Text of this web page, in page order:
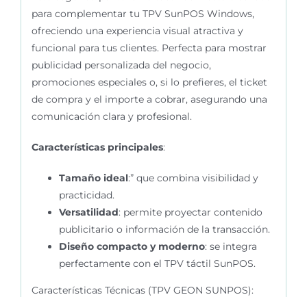
para complementar tu TPV SunPOS Windows,
ofreciendo una experiencia visual atractiva y
funcional para tus clientes. Perfecta para mostrar
publicidad personalizada del negocio,
promociones especiales o, si lo prefieres, el ticket
de compra y el importe a cobrar, asegurando una
comunicación clara y profesional.
Características principales:
Tamaño ideal:” que combina visibilidad y
practicidad.
Versatilidad: permite proyectar contenido
publicitario o información de la transacción.
Diseño compacto y moderno: se integra
perfectamente con el TPV táctil SunPOS.
Características Técnicas (TPV GEON SUNPOS):